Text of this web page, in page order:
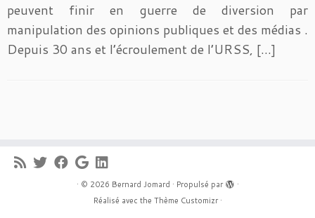
peuvent finir en guerre de diversion par
manipulation des opinions publiques et des médias .
Depuis 30 ans et l’écroulement de l’URSS, […]
· © 2026 Bernard Jomard · Propulsé par
·
Réalisé avec the Thème Customizr·